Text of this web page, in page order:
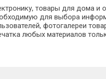
IP69K, нет 3.5
беспроводная,
bypass charge,
съемка, Wi-
NFC, стерео,
Res, защита
зарядка:
товары для дома
для выбора
фотогалереи
любых материалов